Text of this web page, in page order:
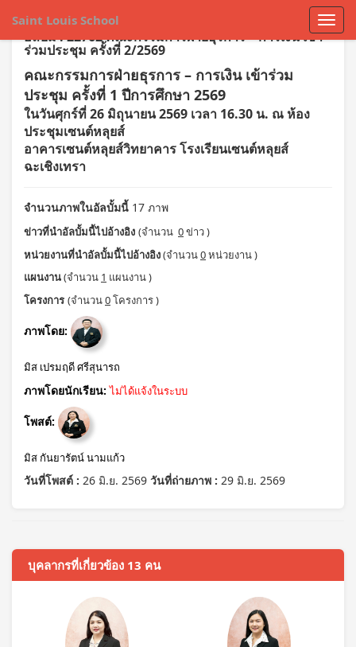
Saint Louis School
อัลบั้ม : 22762 คณะกรรมการฝ่ายธุรการ – การเงิน เข้า
ร่วมประชุม ครั้งที่ 2/2569
คณะกรรมการฝ่ายธุรการ – การเงิน เข้าร่วม
ประชุม ครั้งที่ 1 ปีการศึกษา 2569
ในวันศุกร์ที่ 26 มิถุนายน 2569 เวลา 16.30 น. ณ ห้อง
ประชุมเซนต์หลุยส์
อาคารเซนต์หลุยส์วิทยาคาร โรงเรียนเซนต์หลุยส์
ฉะเชิงเทรา
จำนวนภาพในอัลบั้มนี้ 17 ภาพ
ข่าวที่นำอัลบั้มนี้ไปอ้างอิง (จำนวน 0ข่าว )
หน่วยงานที่นำอัลบั้มนี้ไปอ้างอิง(จำนวน0หน่วยงาน )
แผนงาน(จำนวน 1 แผนงาน )
โครงการ (จำนวน0โครงการ )
ภาพโดย:
มิส เปรมฤดี ศรีสุนารถ
ภาพโดยนักเรียน: ไม่ได้แจ้งในระบบ
โพสต์:
มิส กันยารัตน์ นามแก้ว
วันที่โพสต์ : 26 มิ.ย. 2569 วันที่ถ่ายภาพ : 29 มิ.ย. 2569
บุคลากรที่เกี่ยวข้อง 13 คน